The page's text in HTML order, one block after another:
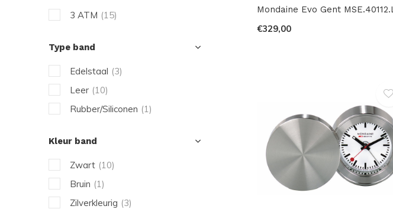
Mondaine Evo Gent
€329,00
3 ATM (15)
Type band
Edelstaal (3)
Leer (10)
Rubber/Siliconen (1)
Kleur band
Zwart (10)
Bruin (1)
Zilverkleurig (3)